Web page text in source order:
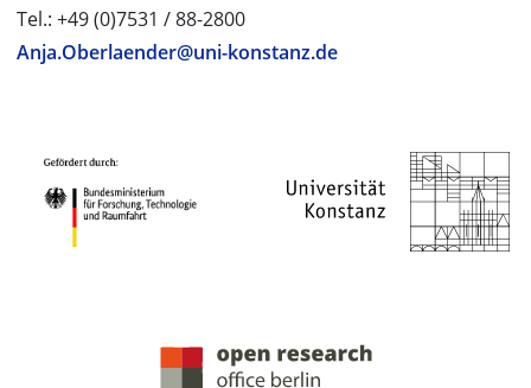
Tel.: +49 (0)7531 / 88-2800
Anja.Oberlaender@uni-konstanz.de